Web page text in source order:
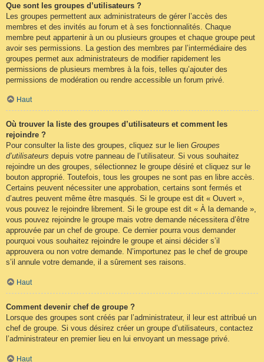
Que sont les groupes d’utilisateurs ?
Les groupes permettent aux administrateurs de gérer l’accès des
membres et des invités au forum et à ses fonctionnalités. Chaque
membre peut appartenir à un ou plusieurs groupes et chaque groupe peut
avoir ses permissions. La gestion des membres par l’intermédiaire des
groupes permet aux administrateurs de modifier rapidement les
permissions de plusieurs membres à la fois, telles qu’ajouter des
permissions de modération ou rendre accessible un forum privé.
Haut
Où trouver la liste des groupes d’utilisateurs et comment les
rejoindre ?
Pour consulter la liste des groupes, cliquez sur le lien Groupes
d’utilisateurs depuis votre panneau de l’utilisateur. Si vous souhaitez
rejoindre un des groupes, sélectionnez le groupe désiré et cliquez sur le
bouton approprié. Toutefois, tous les groupes ne sont pas en libre accès.
Certains peuvent nécessiter une approbation, certains sont fermés et
d’autres peuvent même être masqués. Si le groupe est dit « Ouvert »,
vous pouvez le rejoindre librement. Si le groupe est dit « À la demande »,
vous pouvez rejoindre le groupe mais votre demande nécessitera d’être
approuvée par un chef de groupe. Ce dernier pourra vous demander
pourquoi vous souhaitez rejoindre le groupe et ainsi décider s’il
approuvera ou non votre demande. N’importunez pas le chef de groupe
s’il annule votre demande, il a sûrement ses raisons.
Haut
Comment devenir chef de groupe ?
Lorsque des groupes sont créés par l’administrateur, il leur est attribué un
chef de groupe. Si vous désirez créer un groupe d’utilisateurs, contactez
l’administrateur en premier lieu en lui envoyant un message privé.
Haut